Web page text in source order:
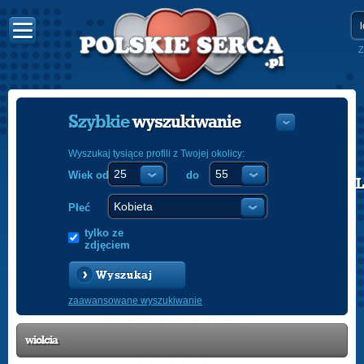
POLISH
Szybkiewyszukiwanie
Wyszukaj tysiące profili z Twojej okolicy:
Wiek od do
Płeć
tylko ze
zdjęciem
Wyszukaj
zaawansowane wyszukiwanie
wiolcia